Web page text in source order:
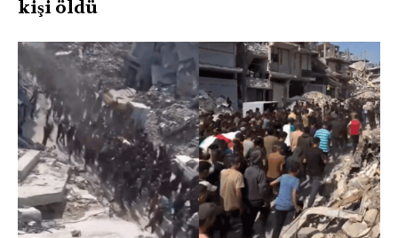
kişi öldü